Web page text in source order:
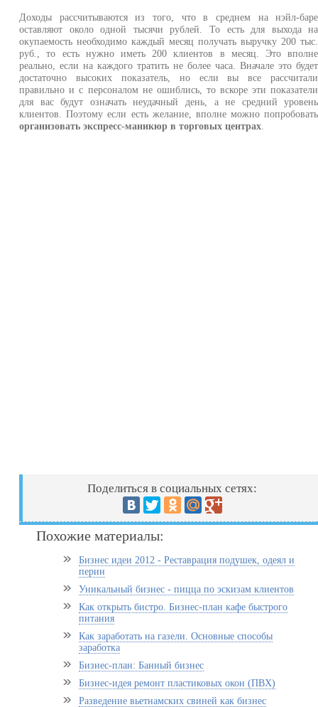
Доходы рассчитываются из того, что в среднем на нэйл-баре
оставляют около одной тысячи рублей. То есть для выхода на
окупаемость необходимо каждый месяц получать выручку 200 тыс.
руб., то есть нужно иметь 200 клиентов в месяц. Это вполне
реально, если на каждого тратить не более часа. Вначале это будет
достаточно высоких показатель, но если вы все рассчитали
правильно и с персоналом не ошиблись, то вскоре эти показатели
для вас будут означать неудачный день, а не средний уровень
клиентов. Поэтому если есть желание, вполне можно попробовать
организовать экспресс-маникюр в торговых центрах.
Поделиться в социальных сетях:
Похожие материалы:
Бизнес идеи 2012 - Реставрация подушек, одеял и
перин
Уникальный бизнес - пицца по эскизам клиентов
Как открыть бистро. Бизнес-план кафе быстрого
питания
Как заработать на газели. Основные способы
заработка
Бизнес-план: Банный бизнес
Бизнес-идея ремонт пластиковых окон (ПВХ)
Разведение вьетнамских свиней как бизнес